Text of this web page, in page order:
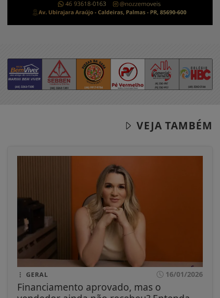
VEJA TAMBÉM
GERAL 16/01/2026
Financiamento aprovado, mas o